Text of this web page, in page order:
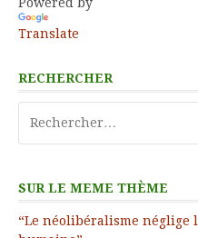
Translate
RECHERCHER
SUR LE MEME THÈME
“Le néolibéralisme néglige